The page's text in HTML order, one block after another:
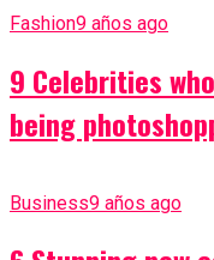
Fashion9 años ago
9 Celebrities
being
Business9 años ago